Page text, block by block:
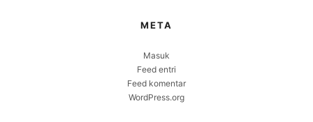
META
Masuk
Feed entri
Feed komentar
WordPress.org